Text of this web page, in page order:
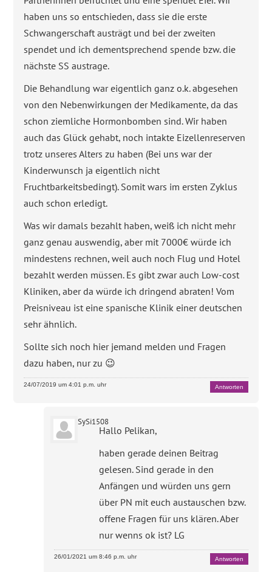
haben uns so entschieden, dass sie die erste
Schwangerschaft austrägt und bei der zweiten
spendet und ich dementsprechend spende bzw. die
nächste SS austrage.
Die Behandlung war eigentlich ganz o.k. abgesehen
von den Nebenwirkungen der Medikamente, da das
schon ziemliche Hormonbomben sind. Wir haben
auch das Glück gehabt, noch intakte Eizellenreserven
trotz unseres Alters zu haben (Bei uns war der
Kinderwunsch ja eigentlich nicht
Fruchtbarkeitsbedingt). Somit wars im ersten Zyklus
auch schon erledigt.
Was wir damals bezahlt haben, weiß ich nicht mehr
ganz genau auswendig, aber mit 7000€ würde ich
mindestens rechnen, weil auch noch Flug und Hotel
bezahlt werden müssen. Es gibt zwar auch Low-cost
Kliniken, aber da würde ich dringend abraten! Vom
Preisniveau ist eine spanische Klinik einer deutschen
sehr ähnlich.
Sollte sich noch hier jemand melden und Fragen
dazu haben, nur zu 😉
24/07/2019 um 4:01 p.m. uhr Antworten
SySi1508
Hallo Pelikan,
haben gerade deinen Beitrag
gelesen. Sind gerade in den
Anfängen und würden uns gern
über PN mit euch austauschen bzw.
offene Fragen für uns klären. Aber
nur wenns ok ist? LG
26/01/2021 um 8:46 p.m. uhr Antworten